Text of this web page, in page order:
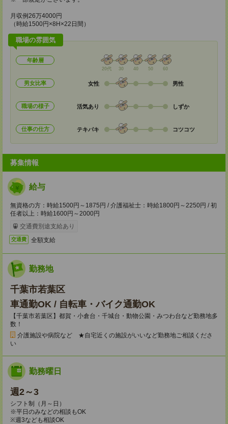
月収例26万4000円
（時給1500円×8H×22日間）
職場の雰囲気
年齢層
20代 30 40 50 60
男女比率 女性 男性
職場の様子 活気あり しずか
仕事の仕方 テキパキ コツコツ
募集情報
給与
無資格の方：時給1500円～1875円 / 介護福祉士：時給1800円～2250円 / 初
任者以上：時給1600円～2000円
交通費別途支給あり
交通費 全額支給
勤務地
千葉市若葉区
車通勤OK / 自転車・バイク通勤OK
【千葉市若葉区】都賀・小倉台・千城台・動物公園・みつわ台など勤務地多
数！
介護施設や病院など ★自宅近くの施設がいいなど勤務地ご相談くださ
い
勤務曜日
週2～3
シフト制（月～日）
※平日のみなどの相談もOK
※週3なども相談OK